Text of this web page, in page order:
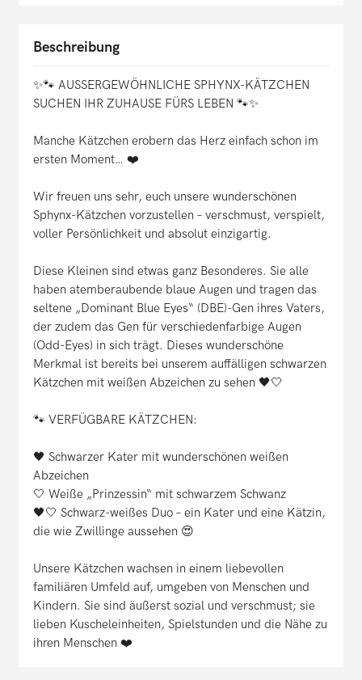
Beschreibung
✨🐾 AUSSERGEWÖHNLICHE SPHYNX-KÄTZCHEN
SUCHEN IHR ZUHAUSE FÜRS LEBEN 🐾✨
Manche Kätzchen erobern das Herz einfach schon im
ersten Moment… ❤️
Wir freuen uns sehr, euch unsere wunderschönen
Sphynx-Kätzchen vorzustellen – verschmust, verspielt,
voller Persönlichkeit und absolut einzigartig.
Diese Kleinen sind etwas ganz Besonderes. Sie alle
haben atemberaubende blaue Augen und tragen das
seltene „Dominant Blue Eyes“ (DBE)-Gen ihres Vaters,
der zudem das Gen für verschiedenfarbige Augen
(Odd-Eyes) in sich trägt. Dieses wunderschöne
Merkmal ist bereits bei unserem auffälligen schwarzen
Kätzchen mit weißen Abzeichen zu sehen 🖤🤍
🐾 VERFÜGBARE KÄTZCHEN:
🖤 Schwarzer Kater mit wunderschönen weißen
Abzeichen
🤍 Weiße „Prinzessin“ mit schwarzem Schwanz
🖤🤍 Schwarz-weißes Duo – ein Kater und eine Kätzin,
die wie Zwillinge aussehen 😍
Unsere Kätzchen wachsen in einem liebevollen
familiären Umfeld auf, umgeben von Menschen und
Kindern. Sie sind äußerst sozial und verschmust; sie
lieben Kuscheleinheiten, Spielstunden und die Nähe zu
ihren Menschen ❤️